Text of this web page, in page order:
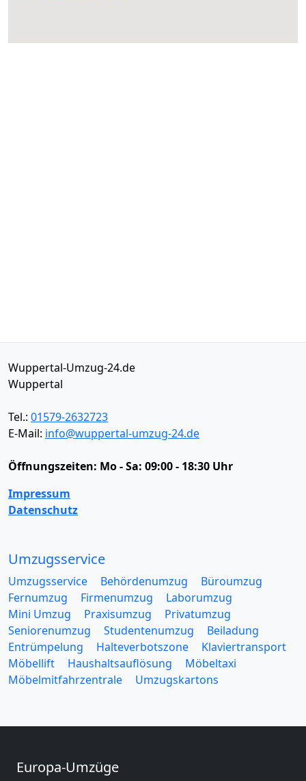
Wuppertal-Umzug-24.de
Wuppertal
Tel.: 01579-2632723
E-Mail: info@wuppertal-umzug-24.de
Öffnungszeiten: Mo - Sa: 09:00 - 18:30 Uhr
Impressum
Datenschutz
Umzugsservice
Umzugsservice Behördenumzug
Büroumzug
Fernumzug
Firmenumzug
Laborumzug
Mini Umzug
Praxisumzug
Privatumzug
Seniorenumzug
Studentenumzug
Beiladung
Entrümpelung
Halteverbotszone
Klaviertransport
Möbellift
Haushaltsauflösung
Möbeltaxi
Möbelmitfahrzentrale
Umzugskartons
Europa-Umzüge